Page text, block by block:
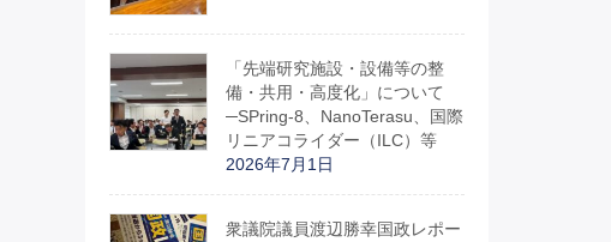
「先端研究施設・設備等の整
備・共用・高度化」について
─SPring-8、NanoTerasu、国際
リニアコライダー（ILC）等
2026年7月1日
衆議院議員渡辺勝幸国政レポー